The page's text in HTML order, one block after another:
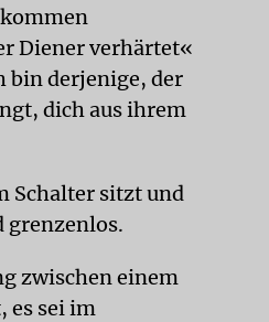
Diener verhärtet«
bin derjenige, der
dich aus ihrem
Schalter sitzt und
grenzenlos.
zwischen einem
es sei im